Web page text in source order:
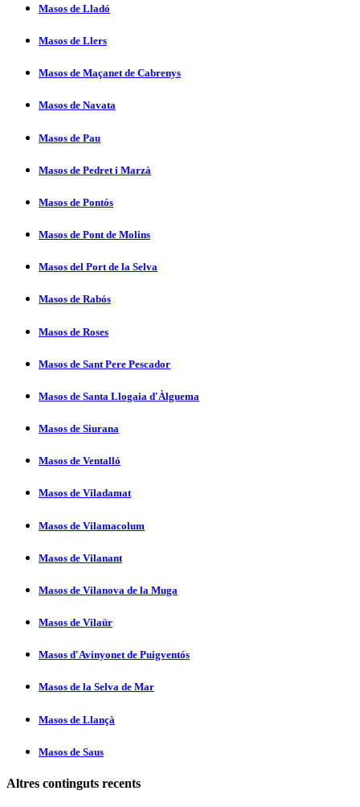
Masos de Lladó
Masos de Llers
Masos de Maçanet de Cabrenys
Masos de Navata
Masos de Pau
Masos de Pedret i Marzà
Masos de Pontós
Masos de Pont de Molins
Masos del Port de la Selva
Masos de Rabós
Masos de Roses
Masos de Sant Pere Pescador
Masos de Santa Llogaia d'Àlguema
Masos de Siurana
Masos de Ventalló
Masos de Viladamat
Masos de Vilamacolum
Masos de Vilanant
Masos de Vilanova de la Muga
Masos de Vilaür
Masos d'Avinyonet de Puigventós
Masos de la Selva de Mar
Masos de Llançà
Masos de Saus
Altres continguts recents